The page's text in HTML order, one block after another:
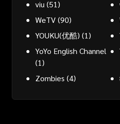
viu (51)
WeTV(90)
YOUKU(优酷) (1)
YoYo English Channel
(1)
Zombies (4)